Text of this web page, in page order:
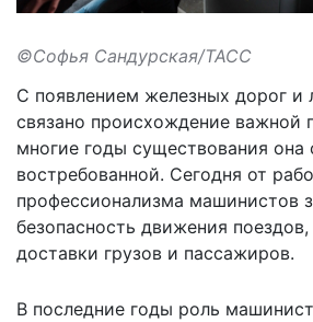
©Софья Сандурская/ТАСС
С появлением железных дорог и
связано происхождение важной
многие годы существования она
востребованной. Сегодня от
профессионализма машинистов
безопасность движения поездов,
доставки грузов и пассажиров.
В последние годы роль